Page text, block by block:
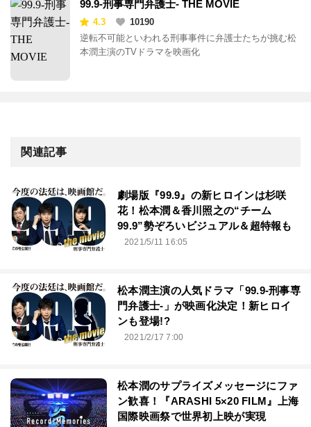
99.9-刑事専門弁護士- THE MOVIE
4.3
10190
逆転不可能といわれる刑事事件に弁護士たちが挑む松
本潤主演のTVドラマを映画化
関連記事
劇場版『99.9』の新ヒロインは杉咲
花！松本潤＆香川照之の“チーム
99.9”勢ぞろいビジュアル＆超特報も
2021/5/11 16:05
松本潤主演の人気ドラマ「99.9-刑事専
門弁護士-」が映画化決定！新ヒロイ
ンも登場!?
2021/2/17 7:00
松本潤のサプライズメッセージにファ
ン歓喜！『ARASHI 5×20 FILM』上海
国際映画祭で世界初上映が実現